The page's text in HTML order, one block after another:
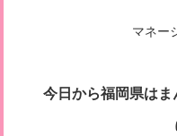
マネー
今日から福岡県は